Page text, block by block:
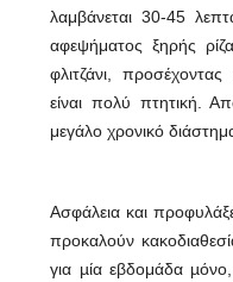
λαμβάνεται 30-45
αφεψήματος ξηρής
φλιτζάνι,
είναι πολύ πτητική.
μεγάλο χρονικό
Ασφάλεια και
προκαλούν
για µία εβδομάδα